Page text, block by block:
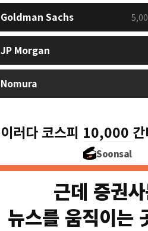
Goldman Sachs
JP Morgan
Nomura
이러다 코스피 10,000 간
Soonsal
근데 증권
뉴스를 움직이는